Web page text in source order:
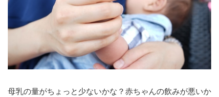
母乳の量がちょっと少ないかな？赤ちゃんの飲みが悪いか